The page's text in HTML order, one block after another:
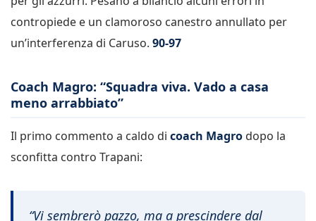
contropiede e un clamoroso canestro annullato per
un’interferenza di Caruso. 90-97
Coach Magro: “Squadra viva. Vado a casa
meno arrabbiato”
Il primo commento a caldo di coach Magro dopo la
sconfitta contro Trapani:
“Vi sembrerò pazzo, ma a prescindere dal